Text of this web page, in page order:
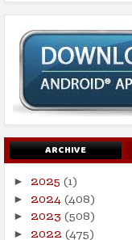
ARCHIVE
► 2025 (1)
► 2024(408)
► 2023 (508)
► 2022 (475)